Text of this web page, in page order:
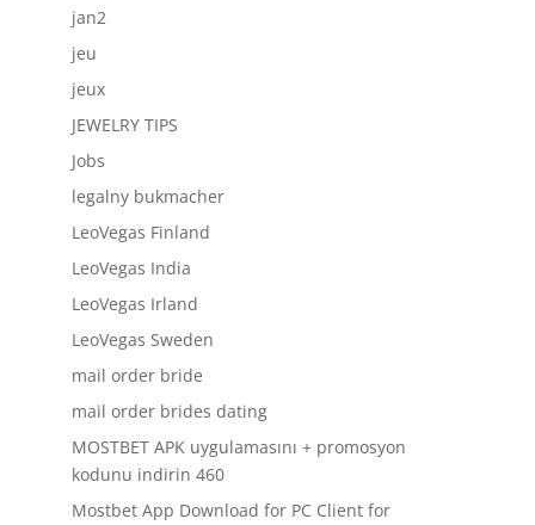
jan2
jeu
jeux
JEWELRY TIPS
Jobs
legalny bukmacher
LeoVegas Finland
LeoVegas India
LeoVegas Irland
LeoVegas Sweden
mail order bride
mail order brides dating
MOSTBET APK uygulamasını + promosyon
kodunu indirin 460
Mostbet App Download for PC Client for